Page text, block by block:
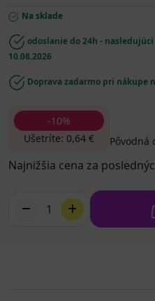
Na sklade
odoslanie do 24h -
10.08.2026
Doprava zadarmo pri nákupe
-10%
Ušetríte: 0,64 €
Pôvodná
Najnižšia cena za
1